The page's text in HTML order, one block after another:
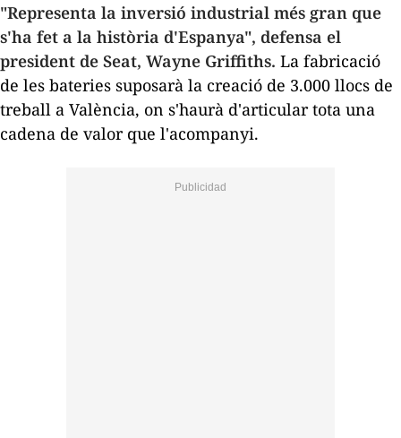
"Representa la inversió industrial més gran que
s'ha fet a la història d'Espanya", defensa el
president de Seat, Wayne Griffiths. La fabricació
de les bateries suposarà la creació de 3.000 llocs de
treball a València, on s'haurà d'articular tota una
cadena de valor que l'acompanyi.